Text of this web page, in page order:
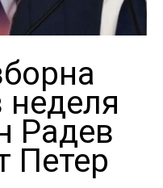
неделя
Радев
Петер